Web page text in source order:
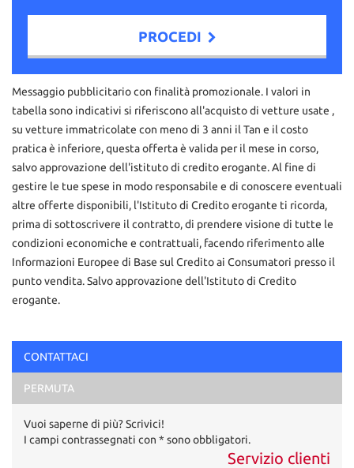
PROCEDI
Contattaci
Ho letto e accetto
Acconsento al trattamento dei miei dati per finalità di
marketing
Invia la tua richiesta
Messaggio pubblicitario con finalità promozionale. I valori in
tabella sono indicativi si riferiscono all'acquisto di vetture usate ,
su vetture immatricolate con meno di 3 anni il Tan e il costo
pratica è inferiore, questa offerta è valida per il mese in corso,
salvo approvazione dell'istituto di credito erogante. Al fine di
gestire le tue spese in modo responsabile e di conoscere eventuali
altre offerte disponibili, l'Istituto di Credito erogante ti ricorda,
prima di sottoscrivere il contratto, di prendere visione di tutte le
condizioni economiche e contrattuali, facendo riferimento alle
Informazioni Europee di Base sul Credito ai Consumatori presso il
punto vendita. Salvo approvazione dell'Istituto di Credito
erogante.
CONTATTACI
PERMUTA
Vuoi saperne di più? Scrivici!
I campi contrassegnati con * sono obbligatori.
Servizio clienti